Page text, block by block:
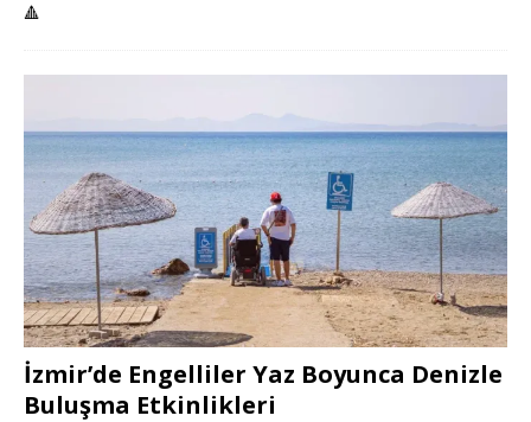
🔺
İzmir’de Engelliler Yaz Boyunca Denizle
Buluşma Etkinlikleri